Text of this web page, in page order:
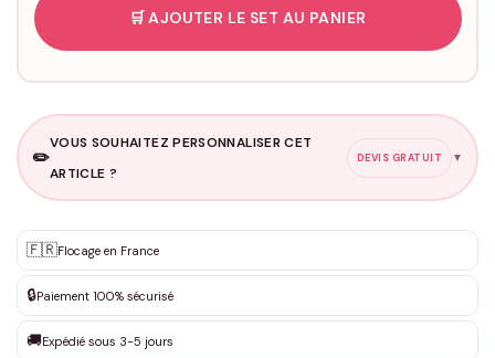
🛒 AJOUTER LE SET AU PANIER
✏️
VOUS SOUHAITEZ PERSONNALISER CET
ARTICLE ?
DEVIS GRATUIT ▼
✨ Personnalisation sur mesure
DEVIS GRATUIT · Personnalisation de 3 à 10€ selon la demande
Que souhaitez-vous ?*
🇫🇷Flocage en France
🔒Paiement 100% sécurisé
🚚Expédié sous 3-5 jours